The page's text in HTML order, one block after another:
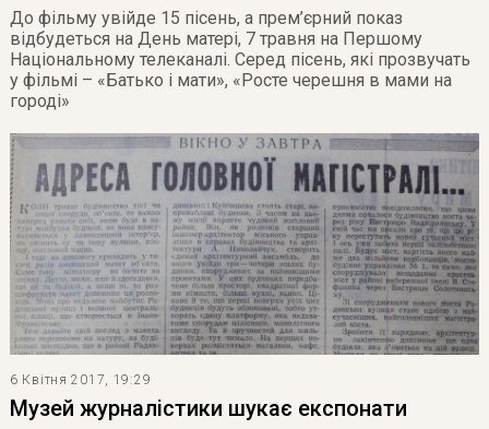
До фільму увійде 15 пісень, а прем’єрний показ
відбудеться на День матері, 7 травня на Першому
Національному телеканалі. Серед пісень, які прозвучать
у фільмі – «Батько і мати», «Росте черешня в мами на
городі»
6 Квітня 2017, 19:29
Музей журналістики шукає експонати